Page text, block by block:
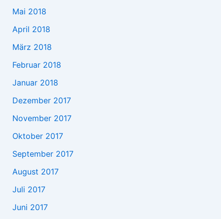
Mai 2018
April 2018
März 2018
Februar 2018
Januar 2018
Dezember 2017
November 2017
Oktober 2017
September 2017
August 2017
Juli 2017
Juni 2017